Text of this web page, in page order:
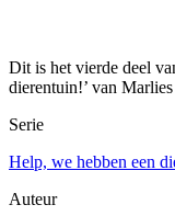
Dit is het vierde deel
dierentuin!’ van Marlies
Serie
Help, we hebben een
Auteur